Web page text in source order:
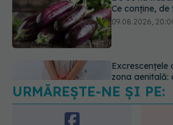
Excrescențele
zona genitală:
diagnostic și
Sânii densi
familiale de
riscul ar putea
vârsta
URMĂREȘTE-NE ȘI PE:
URMĂRITORI